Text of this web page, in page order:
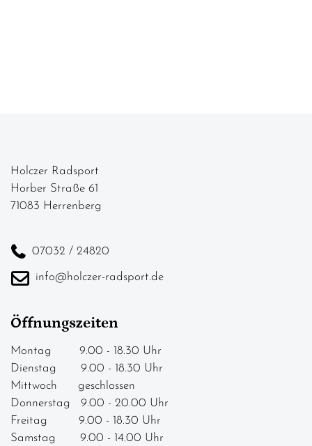
Holczer Radsport
Horber Straße 61
71083 Herrenberg
07032 / 24820
info@holczer-radsport.de
Öffnungszeiten
Montag 9.00 - 18.30 Uhr
Dienstag 9.00 - 18.30 Uhr
Mittwoch geschlossen
Donnerstag 9.00 - 20.00 Uhr
Freitag 9.00 - 18.30 Uhr
Samstag 9.00 - 14.00 Uhr